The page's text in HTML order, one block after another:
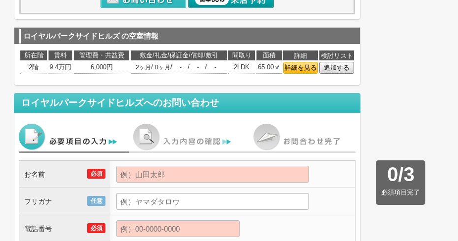
ロイヤルパークサイドヒルズの空室情報
所在階 賃料 管理費・共益費 敷金/礼金/保証金/償却/敷引 間取り 面積 詳細
検討リスト
2階
9.4万円 6,000円 2ヶ月 / 0ヶ月 / - / - / - 2LDK 65.00㎡ 詳細を見る 追加する
ロイヤルパークサイドヒルズへのお問い合わせ
0/3
必須項目完了
必須
お名前
任意
フリガナ
必須
電話番号